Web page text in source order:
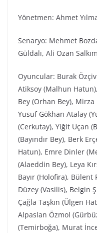
Yönetmen: Ahmet
Senaryo: Mehmet
Güldalı, Ali Ozan
Oyuncular: Burak
Atiksoy (Malhun
Bey (Orhan Bey),
Yusuf Gökhan Atalay
(Cerkutay), Yiğit Uçan
(Bayındır Bey), Berk
Hatun), Emre Dinler
(Alaeddin Bey), Leya
Bayır (Holofira), Bülent
Düzey (Vasilis), Belgin
Çağla Taşkın (Ülgen
Alpaslan Özmol
(Temirboğa), Murat